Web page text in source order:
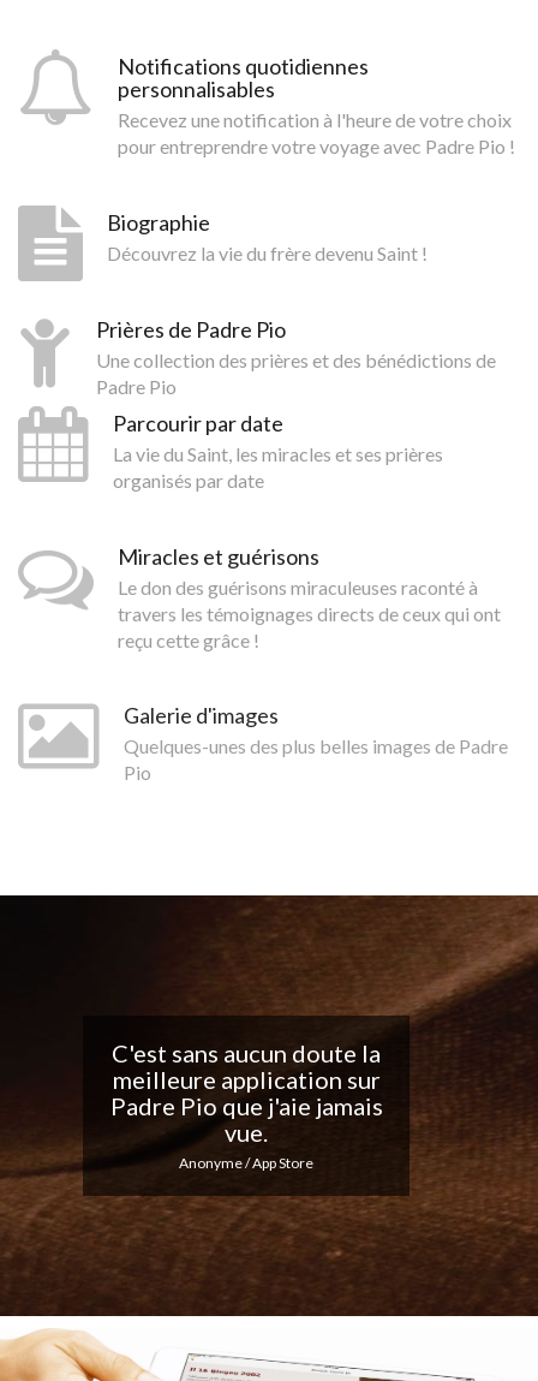
Notifications quotidiennes
personnalisables
Recevez une notification à l'heure de votre choix
pour entreprendre votre voyage avec Padre Pio !
Biographie
Découvrez la vie du frère devenu Saint !
Prières de Padre Pio
Une collection des prières et des bénédictions de
Padre Pio
Parcourir par date
La vie du Saint, les miracles et ses prières
organisés par date
Miracles et guérisons
Le don des guérisons miraculeuses raconté à
travers les témoignages directs de ceux qui ont
reçu cette grâce !
Galerie d'images
Quelques-unes des plus belles images de Padre
Pio
Belle application, j'adore
les notifications
quotidiennes... Continuez
votre excellent travail !